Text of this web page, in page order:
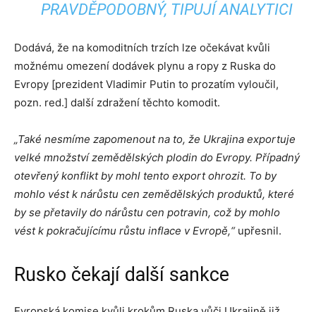
PRAVDĚPODOBNÝ, TIPUJÍ ANALYTICI
Dodává, že na komoditních trzích lze očekávat kvůli
možnému omezení dodávek plynu a ropy z Ruska do
Evropy [prezident Vladimir Putin to prozatím vyloučil,
pozn. red.] další zdražení těchto komodit.
„Také nesmíme zapomenout na to, že Ukrajina exportuje
velké množství zemědělských plodin do Evropy. Případný
otevřený konflikt by mohl tento export ohrozit. To by
mohlo vést k nárůstu cen zemědělských produktů, které
by se přetavily do nárůstu cen potravin, což by mohlo
vést k pokračujícímu růstu inflace v Evropě,“upřesnil.
Rusko čekají další sankce